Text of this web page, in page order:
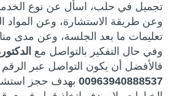
تجميل في حلب، اسأل عن نوع الخدمة
وعن طريقة الاستشارة، وعن المواد
تعليمات ما بعد الجلسة، وعن مدى
وفي حال التفكير بالتواصل مع
فالأفضل أن يكون التواصل عبر الرقم
00963940888537 بهدف حجز